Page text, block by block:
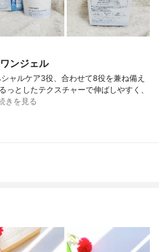
ンジェル
ャルケア3役、合わせて8役を兼ね備え
っとしたテクスチャーで伸ばしやすく、
きを見る